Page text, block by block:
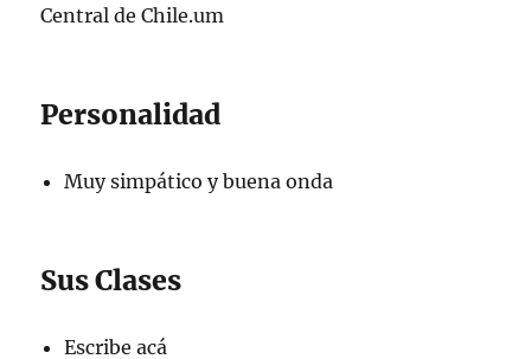
Central de Chile.um
Personalidad
Muy simpático y buena onda
Sus Clases
Escribe acá